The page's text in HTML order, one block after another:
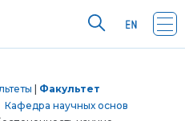
Факультет
Кафедра научных основ